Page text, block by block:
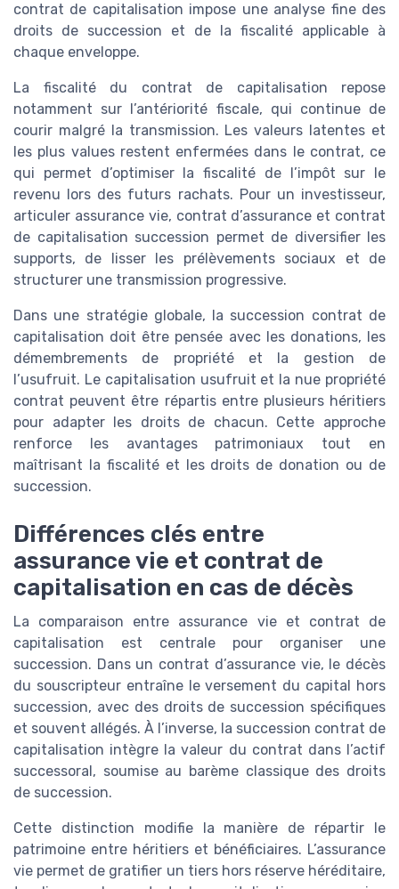
contrat de capitalisation impose une analyse fine des
droits de succession et de la fiscalité applicable à
chaque enveloppe.
La fiscalité du contrat de capitalisation repose
notamment sur l’antériorité fiscale, qui continue de
courir malgré la transmission. Les valeurs latentes et
les plus values restent enfermées dans le contrat, ce
qui permet d’optimiser la fiscalité de l’impôt sur le
revenu lors des futurs rachats. Pour un investisseur,
articuler assurance vie, contrat d’assurance et contrat
de capitalisation succession permet de diversifier les
supports, de lisser les prélèvements sociaux et de
structurer une transmission progressive.
Dans une stratégie globale, la succession contrat de
capitalisation doit être pensée avec les donations, les
démembrements de propriété et la gestion de
l’usufruit. Le capitalisation usufruit et la nue propriété
contrat peuvent être répartis entre plusieurs héritiers
pour adapter les droits de chacun. Cette approche
renforce les avantages patrimoniaux tout en
maîtrisant la fiscalité et les droits de donation ou de
succession.
Différences clés entre
assurance vie et contrat de
capitalisation en cas de décès
La comparaison entre assurance vie et contrat de
capitalisation est centrale pour organiser une
succession. Dans un contrat d’assurance vie, le décès
du souscripteur entraîne le versement du capital hors
succession, avec des droits de succession spécifiques
et souvent allégés. À l’inverse, la succession contrat de
capitalisation intègre la valeur du contrat dans l’actif
successoral, soumise au barème classique des droits
de succession.
Cette distinction modifie la manière de répartir le
patrimoine entre héritiers et bénéficiaires. L’assurance
vie permet de gratifier un tiers hors réserve héréditaire,